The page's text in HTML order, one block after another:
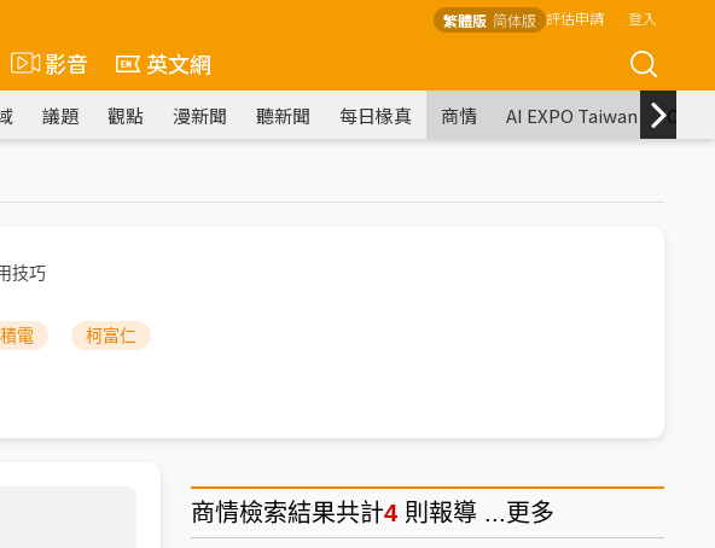
繁體版 简体版 評估申請 登入
影音 英文網
議題 觀點 漫新聞 聽新聞 每日椽真 商情 AI EXPO Taiwan
技巧
電 柯富仁
商情檢索結果共計4 則報導 ... 更多